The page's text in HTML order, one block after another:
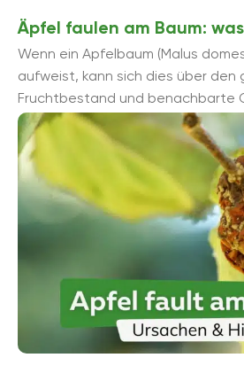
Äpfel faulen am Baum:
Wenn ein Apfelbaum (Malus
aufweist, kann sich dies über den
Fruchtbestand und benachbarte
ausbreiten. Informieren Sie sich
tun ist.